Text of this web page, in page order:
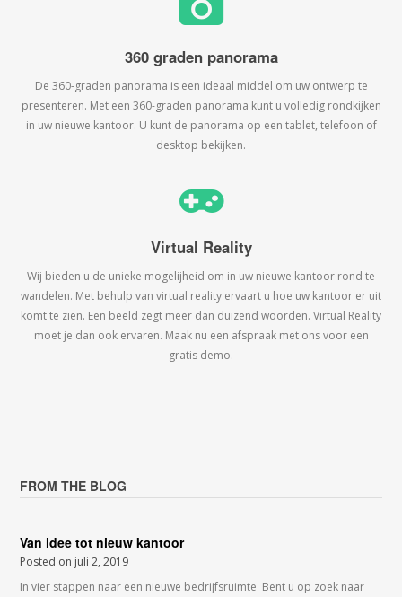
360 graden panorama
De 360-graden panorama is een ideaal middel om uw ontwerp te
presenteren. Met een 360-graden panorama kunt u volledig rondkijken
in uw nieuwe kantoor. U kunt de panorama op een tablet, telefoon of
desktop bekijken.
Virtual Reality
Wij bieden u de unieke mogelijheid om in uw nieuwe kantoor rond te
wandelen. Met behulp van virtual reality ervaart u hoe uw kantoor er uit
komt te zien. Een beeld zegt meer dan duizend woorden. Virtual Reality
moet je dan ook ervaren. Maak nu een afspraak met ons voor een
gratis demo.
FROM THE BLOG
Van idee tot nieuw kantoor
Posted on juli 2, 2019
In vier stappen naar een nieuwe bedrijfsruimte Bent u op zoek naar